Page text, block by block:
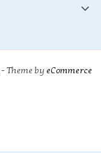
- Theme by eCommerce